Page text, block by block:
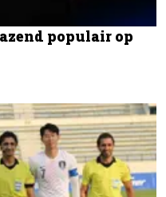
populair op